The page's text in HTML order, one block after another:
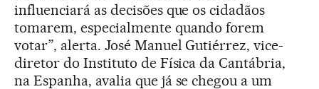
influenciará as decisões que os cidadãos
tomarem, especialmente quando forem
votar”, alerta. José Manuel Gutiérrez, vice-
diretor do Instituto de Física da Cantábria,
na Espanha, avalia que já se chegou a um